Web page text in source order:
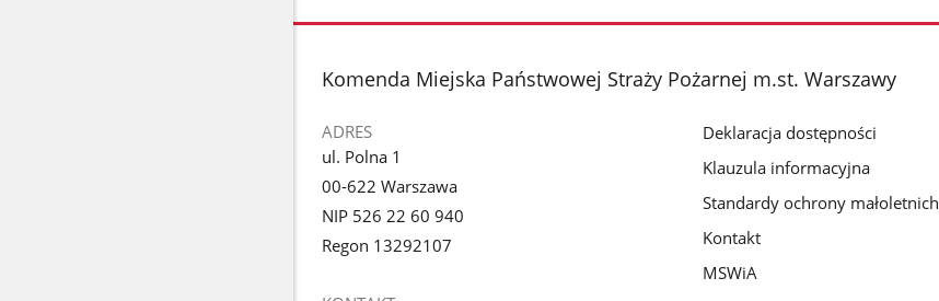
zdjęcie
galerii.
zdjęcie
galerii.
zdjęcie
galerii.
zdjęcie
galerii.
stopka
Komenda Miejska Państwowej Straży Pożarnej m.st. Warszawy
ADRES
ul. Polna 1
00-622 Warszawa
NIP 526 22 60 940
Regon 13292107
Deklaracja dostępności
Klauzula informacyjna
Standardy ochrony małoletnich
Kontakt
MSWiA